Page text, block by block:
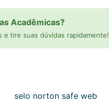
Acadêmicas?
e tire suas dúvidas rapidamente!